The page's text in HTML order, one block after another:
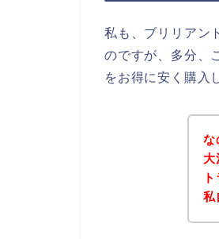
私も、ブリリアン
のですが、多分、
をお得に安く購入
な
大
私